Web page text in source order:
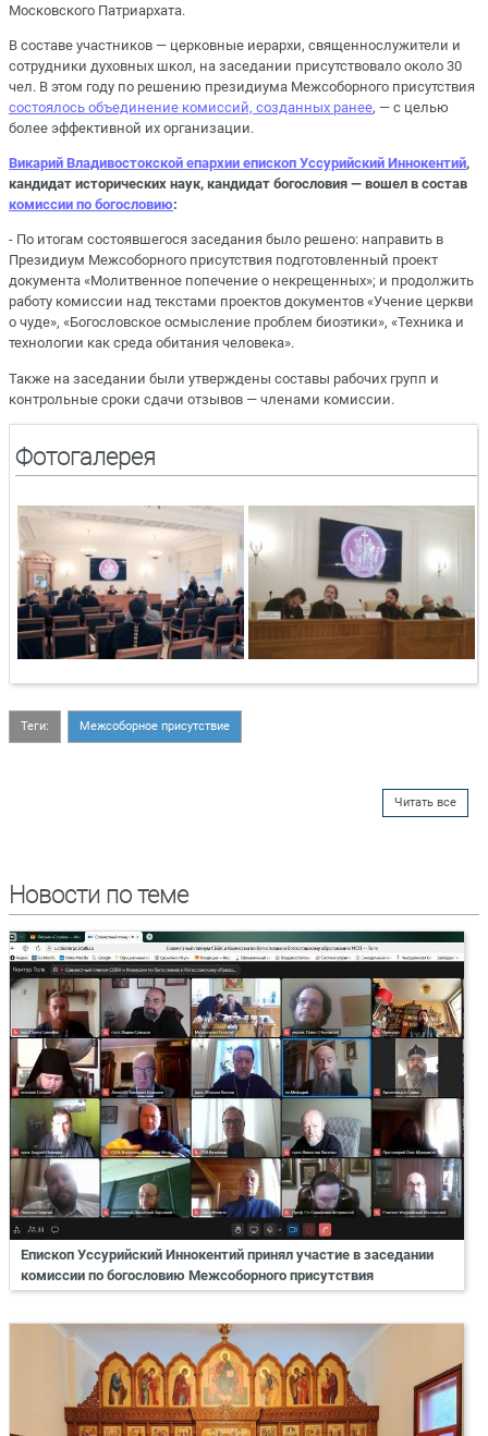
Московского Патриархата.
В составе участников — церковные иерархи, священнослужители и
сотрудники духовных школ, на заседании присутствовало около 30
чел. В этом году по решению президиума Межсоборного присутствия
состоялось объединение комиссий, созданных ранее, — с целью
более эффективной их организации.
Викарий Владивостокской епархии епископ Уссурийский Иннокентий,
кандидат исторических наук, кандидат богословия — вошел в состав
комиссии по богословию:
- По итогам состоявшегося заседания было решено: направить в
Президиум Межсоборного присутствия подготовленный проект
документа «Молитвенное попечение о некрещенных»; и продолжить
работу комиссии над текстами проектов документов «Учение церкви
о чуде», «Богословское осмысление проблем биоэтики», «Техника и
технологии как среда обитания человека».
Также на заседании были утверждены составы рабочих групп и
контрольные сроки сдачи отзывов — членами комиссии.
Фотогалерея
Теги: Межсоборное присутствие
Читать все
Новости по теме
Епископ Уссурийский Иннокентий принял участие в заседании
комиссии по богословию Межсоборного присутствия